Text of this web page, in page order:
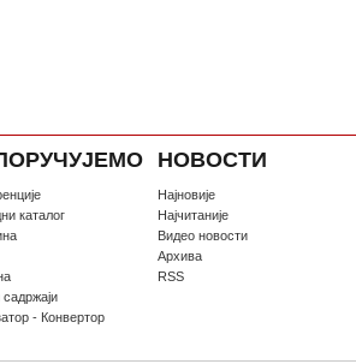
каталог
- Конвертор
НОВОСТИ
Најновије
Најчитаније
Видео новости
Архива
RSS